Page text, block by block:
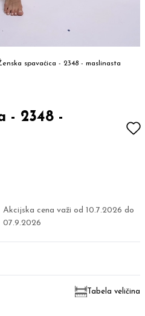
spavaćica - 2348 - maslinasta
- 2348 -
Akcijska cena važi od 10.7.2026 do
07.9.2026
Tabela veličina